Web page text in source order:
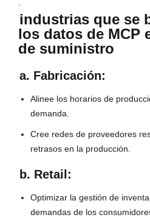
.
industrias que se
los datos de MCP
de suministro
a. Fabricación:
Alinee los horarios de
demanda.
Cree redes de proveedores
retrasos en la producción.
b. Retail:
Optimizar la gestión de
demandas de los